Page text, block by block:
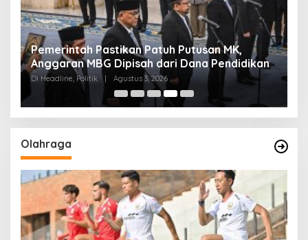
Pemerintah Pastikan Patuh Putusan MK,
Anggaran MBG Dipisah dari Dana Pendidikan
Di Headline, Politik Agustus 3, 2026
Olahraga